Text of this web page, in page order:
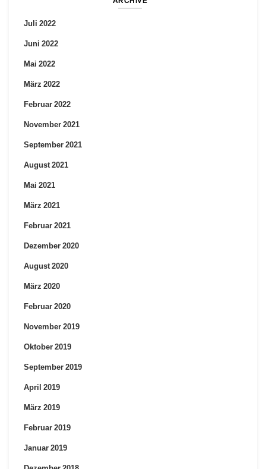
Juli 2022
Juni 2022
Mai 2022
März 2022
Februar 2022
November 2021
September 2021
August 2021
Mai 2021
März 2021
Februar 2021
Dezember 2020
August 2020
März 2020
Februar 2020
November 2019
Oktober 2019
September 2019
April 2019
März 2019
Februar 2019
Januar 2019